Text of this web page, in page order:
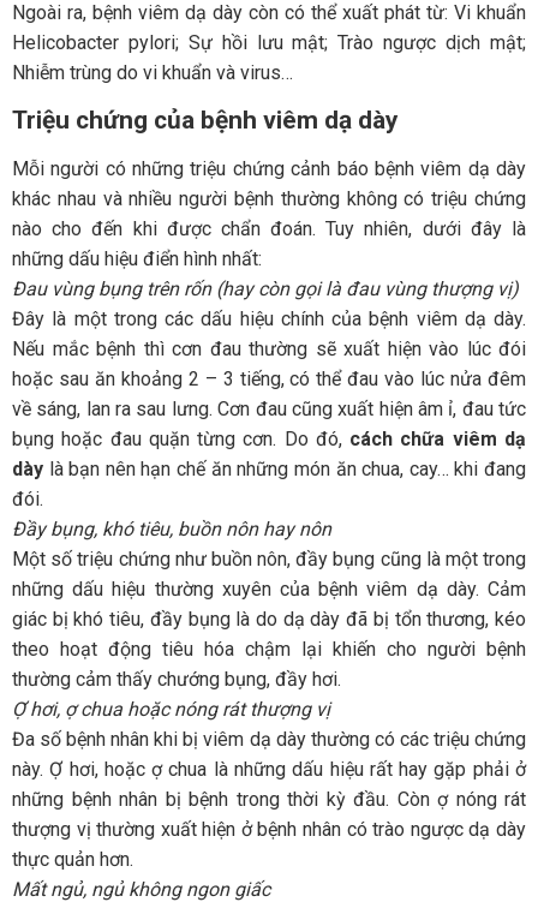
Ngoài ra, bệnh viêm dạ dày còn có thể xuất phát từ: Vi khuẩn
Helicobacter pylori; Sự hồi lưu mật; Trào ngược dịch mật;
Nhiễm trùng do vi khuẩn và virus…
Triệu chứng của bệnh viêm dạ dày
Mỗi người có những triệu chứng cảnh báo bệnh viêm dạ dày
khác nhau và nhiều người bệnh thường không có triệu chứng
nào cho đến khi được chẩn đoán. Tuy nhiên, dưới đây là
những dấu hiệu điển hình nhất:
Đau vùng bụng trên rốn (hay còn gọi là đau vùng thượng vị)
Đây là một trong các dấu hiệu chính của bệnh viêm dạ dày.
Nếu mắc bệnh thì cơn đau thường sẽ xuất hiện vào lúc đói
hoặc sau ăn khoảng 2 – 3 tiếng, có thể đau vào lúc nửa đêm
về sáng, lan ra sau lưng. Cơn đau cũng xuất hiện âm ỉ, đau tức
bụng hoặc đau quặn từng cơn. Do đó, cách chữa viêm dạ
dày là bạn nên hạn chế ăn những món ăn chua, cay… khi đang
đói.
Đầy bụng, khó tiêu, buồn nôn hay nôn
Một số triệu chứng như buồn nôn, đầy bụng cũng là một trong
những dấu hiệu thường xuyên của bệnh viêm dạ dày. Cảm
giác bị khó tiêu, đầy bụng là do dạ dày đã bị tổn thương, kéo
theo hoạt động tiêu hóa chậm lại khiến cho người bệnh
thường cảm thấy chướng bụng, đầy hơi.
Ợ hơi, ợ chua hoặc nóng rát thượng vị
Đa số bệnh nhân khi bị viêm dạ dày thường có các triệu chứng
này. Ợ hơi, hoặc ợ chua là những dấu hiệu rất hay gặp phải ở
những bệnh nhân bị bệnh trong thời kỳ đầu. Còn ợ nóng rát
thượng vị thường xuất hiện ở bệnh nhân có trào ngược dạ dày
thực quản hơn.
Mất ngủ, ngủ không ngon giấc